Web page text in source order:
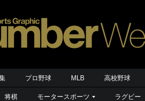
プロ野球 MLB 高校野球
将棋 モータースポーツ ラグビー